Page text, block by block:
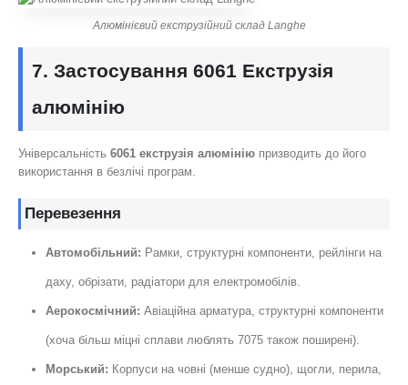
Алюмінієвий екструзійний склад Langhe
7. Застосування 6061 Екструзія
алюмінію
Універсальність 6061 екструзія алюмінію призводить до його
використання в безлічі програм.
Перевезення
Автомобільний: Рамки, структурні компоненти, рейлінги на
даху, обрізати, радіатори для електромобілів.
Аерокосмічний: Авіаційна арматура, структурні компоненти
(хоча більш міцні сплави люблять 7075 також поширені).
Морський: Корпуси на човні (менше судно), щогли, перила,